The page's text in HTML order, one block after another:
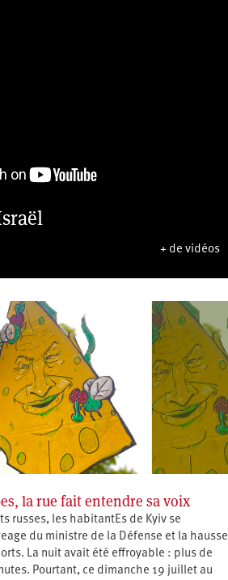
+ de vidéos
la rue fait entendre sa voix
russes, les habitantEs de Kyiv se
du ministre de la Défense et la hausse
La nuit avait été effroyable : plus de
Pourtant, ce dimanche 19 juillet au